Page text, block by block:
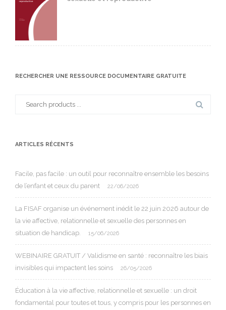
RECHERCHER UNE RESSOURCE DOCUMENTAIRE GRATUITE
ARTICLES RÉCENTS
Facile, pas facile : un outil pour reconnaître ensemble les besoins
de l’enfant et ceux du parent
22/06/2026
La FISAF organise un événement inédit le 22 juin 2026 autour de
la vie affective, relationnelle et sexuelle des personnes en
situation de handicap.
15/06/2026
WEBINAIRE GRATUIT / Validisme en santé : reconnaître les biais
invisibles qui impactent les soins
26/05/2026
Éducation à la vie affective, relationnelle et sexuelle : un droit
fondamental pour toutes et tous, y compris pour les personnes en